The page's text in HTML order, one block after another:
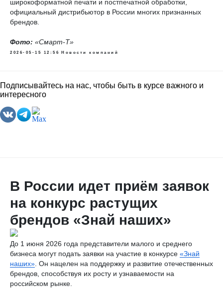
широкоформатной печати и постпечатной обработки,
официальный дистрибьютор в России многих признанных
брендов.
Фото: «Смарт-Т»
2026-05-15 12:56 Новости компаний
Подписывайтесь на нас, чтобы быть в курсе важного и
интересного
В России идет приём заявок
на конкурс растущих
брендов «Знай наших»
До 1 июня 2026 года представители малого и среднего
бизнеса могут подать заявки на участие в конкурсе «Знай
наших» . Он нацелен на поддержку и развитие отечественных
брендов, способствуя их росту и узнаваемости на
российском рынке.